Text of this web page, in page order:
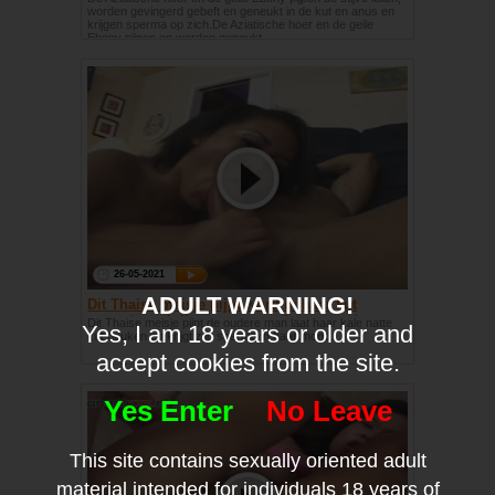
worden gevingerd gebeft en geneukt in de kut en anus en
krijgen sperma op zich.De Aziatische hoer en de geile
Ebony pijpen en worden geneukt
26-05-2021
Dit Thaise meisje pijpt word in haar kut
geneukt en krijgt sperma op haar mond
Dit Thaise meisje pijpt de oudere man laat haar kale natte
kut neuken en krijgt zijn sperma in haar mond.
ADULT WARNING!
Yes, I am 18 years or older and
accept cookies from the site.
Yes Enter No Leave
This site contains sexually oriented adult
material intended for individuals 18 years of